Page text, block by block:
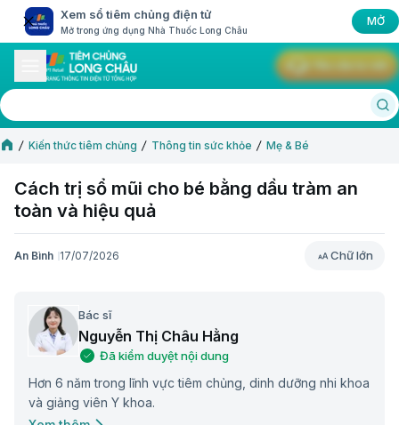
Xem sổ tiêm chủng điện tử
Mở trong ứng dụng Nhà Thuốc Long Châu
MỞ
Kiến thức tiêm chủng Thông tin sức khỏe Mẹ & Bé
Cách trị sổ mũi cho bé bằng dầu tràm an
toàn và hiệu quả
An Bình 17/07/2026 Chữ lớn
Bác sĩ
Nguyễn Thị Châu Hằng
Đã kiểm duyệt nội dung
Hơn 6 năm trong lĩnh vực tiêm chủng, dinh dưỡng nhi khoa
và giảng viên Y khoa.